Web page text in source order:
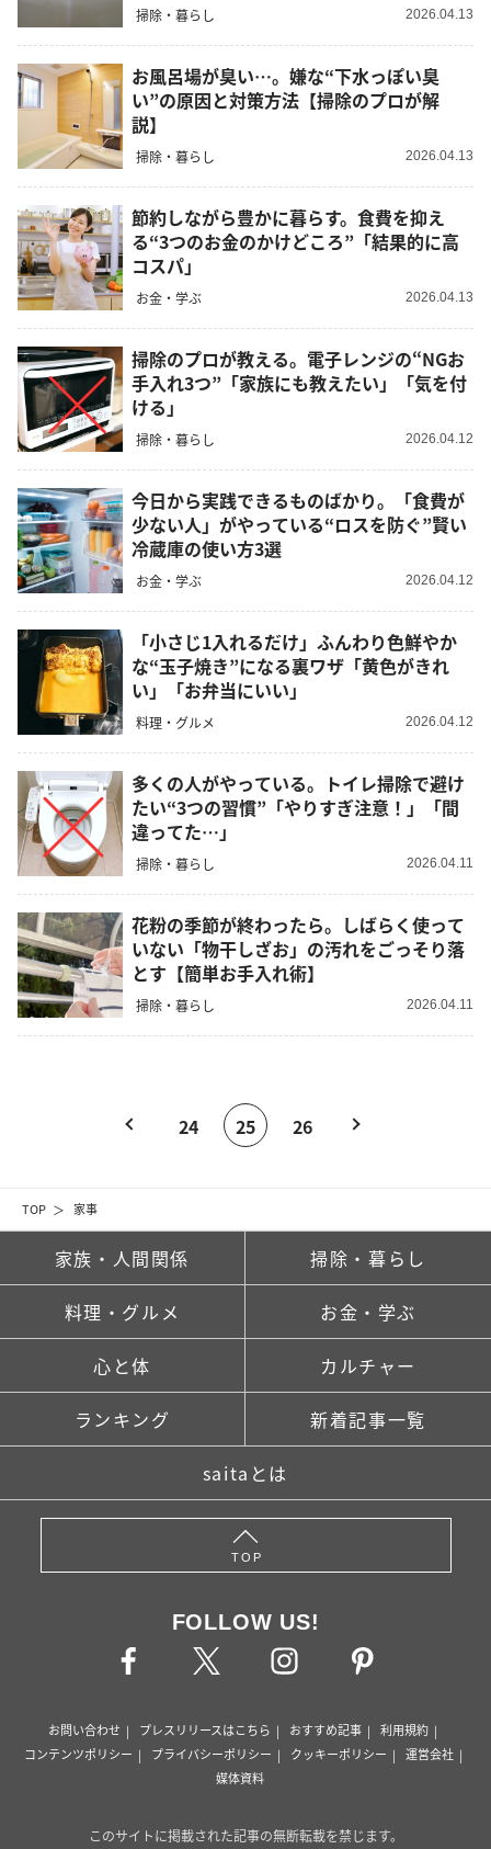
TOP 家事
掃除・暮らし 2026.04.13
お風呂場が臭い…。嫌な“下水っぽい臭
い”の原因と対策方法【掃除のプロが解
説】
掃除・暮らし 2026.04.13
節約しながら豊かに暮らす。食費を抑え
る“3つのお金のかけどころ”「結果的に高
コスパ」
お金・学ぶ 2026.04.13
掃除のプロが教える。電子レンジの“NGお
手入れ3つ”「家族にも教えたい」「気を付
ける」
掃除・暮らし 2026.04.12
今日から実践できるものばかり。「食費が
少ない人」がやっている“ロスを防ぐ”賢い
冷蔵庫の使い方3選
お金・学ぶ 2026.04.12
「小さじ1入れるだけ」ふんわり色鮮やか
な“玉子焼き”になる裏ワザ「黄色がきれ
い」「お弁当にいい」
料理・グルメ 2026.04.12
多くの人がやっている。トイレ掃除で避け
たい“3つの習慣”「やりすぎ注意！」「間
違ってた…」
掃除・暮らし 2026.04.11
花粉の季節が終わったら。しばらく使って
いない「物干しざお」の汚れをごっそり落
とす【簡単お手入れ術】
掃除・暮らし 2026.04.11
24 25 26
家族・人間関係 掃除・暮らし
料理・グルメ お金・学ぶ
心と体 カルチャー
ランキング 新着記事一覧
saitaとは
TOP
FOLLOW US!
お問い合わせ プレスリリースはこちら おすすめ記事
利用規約
コンテンツポリシー
プライバシーポリシー クッキーポリシー
運営会社
媒体資料
このサイトに掲載された記事の無断転載を禁じます。